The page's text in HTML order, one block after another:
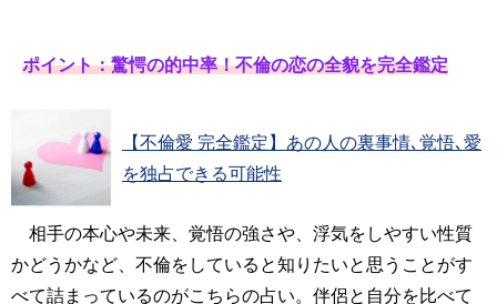
ポイント：驚愕の的中率！不倫の恋の全貌を完全鑑定
【不倫愛 完全鑑定】あの人の裏事情､覚悟､愛
を独占できる可能性
相手の本心や未来、覚悟の強さや、浮気をしやすい性質
かどうかなど、不倫をしていると知りたいと思うことがす
べて詰まっているのがこちらの占い。伴侶と自分を比べて